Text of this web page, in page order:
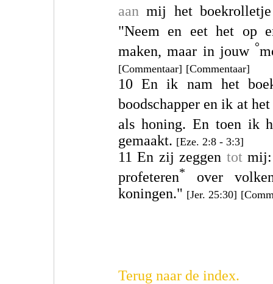
aan mij het
"Neem en eet het op
maken, maar in jouw °
[Commentaar] [Commentaar]
10 En ik nam het
boodschapper en ik at
als honing. En toen ik
gemaakt. [Eze. 2:8 - 3:3]
11 En zij zeggen totmij:
profeteren*
over
koningen." [Jer. 25:30]
Terug naar de index.